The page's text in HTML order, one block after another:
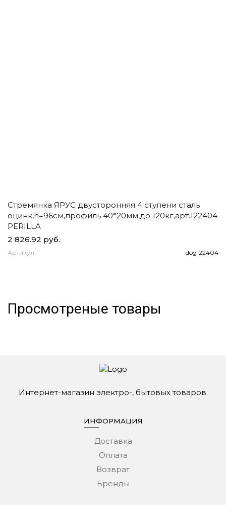
Стремянка ЯРУС двусторонняя 4 ступени сталь
оцинк,h=96см,профиль 40*20мм,до 120кг,арт.122404
PERILLA
2 826.92 руб.
Артикул dog122404
Просмотреные товары
Интернет-магазин электро-, бытовых товаров.
ИНФОРМАЦИЯ
Доставка
Оплата
Возврат
Бренды